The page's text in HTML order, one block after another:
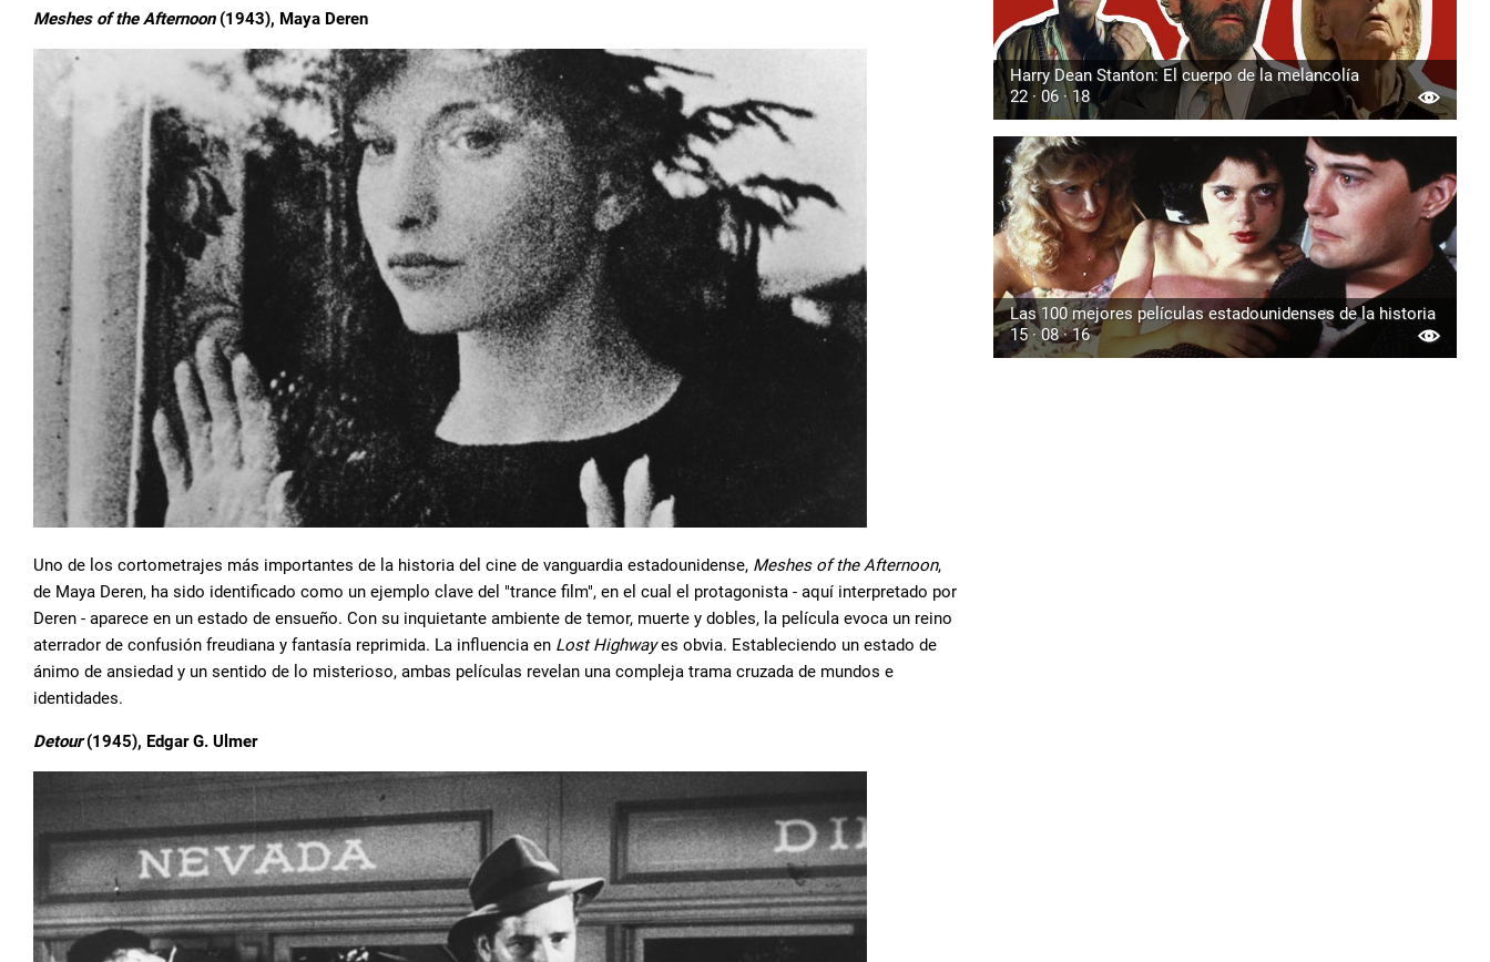
Meshes of the Afternoon(1943), Maya Deren
Uno de los cortometrajes más importantes de la historia del cine de vanguardia estadounidense, Meshes of the Afternoon,
de Maya Deren, ha sido identificado como un ejemplo clave del "trance film", en el cual el protagonista - aquí interpretado por
Deren - aparece en un estado de ensueño. Con su inquietante ambiente de temor, muerte y dobles, la película evoca un reino
aterrador de confusión freudiana y fantasía reprimida. La influencia en Lost Highwayes obvia. Estableciendo un estado de
ánimo de ansiedad y un sentido de lo misterioso, ambas películas revelan una compleja trama cruzada de mundos e
identidades.
Detour(1945), Edgar G. Ulmer
Harry Dean Stanton: El cuerpo de la melancolía
22 · 06 · 18
Las 100 mejores películas estadounidenses de la historia
15 · 08 · 16